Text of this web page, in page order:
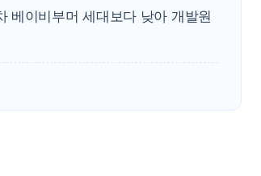
폭염에 車 운전면허
베이비부머 세대보다 낮아 개발원